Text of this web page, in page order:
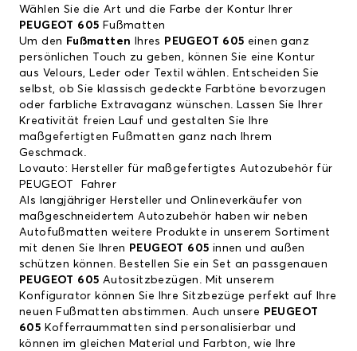
Wählen Sie die Art und die Farbe der Kontur Ihrer
PEUGEOT 605 Fußmatten
Um den Fußmatten Ihres PEUGEOT 605 einen ganz
persönlichen Touch zu geben, können Sie eine Kontur
aus Velours, Leder oder Textil wählen. Entscheiden Sie
selbst, ob Sie klassisch gedeckte Farbtöne bevorzugen
oder farbliche Extravaganz wünschen. Lassen Sie Ihrer
Kreativität freien Lauf und gestalten Sie Ihre
maßgefertigten Fußmatten ganz nach Ihrem
Geschmack.
Lovauto: Hersteller für maßgefertigtes Autozubehör für
PEUGEOT Fahrer
Als langjähriger Hersteller und Onlineverkäufer von
maßgeschneidertem Autozubehör haben wir neben
Autofußmatten weitere Produkte in unserem Sortiment
mit denen Sie Ihren PEUGEOT 605 innen und außen
schützen können. Bestellen Sie ein Set an passgenauen
PEUGEOT 605 Autositzbezügen. Mit unserem
Konfigurator können Sie Ihre Sitzbezüge perfekt auf Ihre
neuen Fußmatten abstimmen. Auch unsere PEUGEOT
605 Kofferraummatten sind personalisierbar und
können im gleichen Material und Farbton, wie Ihre